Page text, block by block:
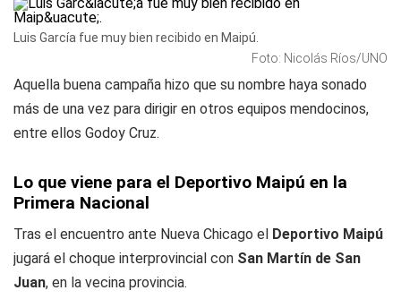
Luis García fue muy bien recibido en Maipú.
Foto: Nicolás Ríos/UNO
Aquella buena campaña hizo que su nombre haya sonado
más de una vez para dirigir en otros equipos mendocinos,
entre ellos Godoy Cruz.
Lo que viene para el Deportivo Maipú en la
Primera Nacional
Tras el encuentro ante Nueva Chicago el Deportivo Maipú
jugará el choque interprovincial con San Martín de San
Juan, en la vecina provincia.